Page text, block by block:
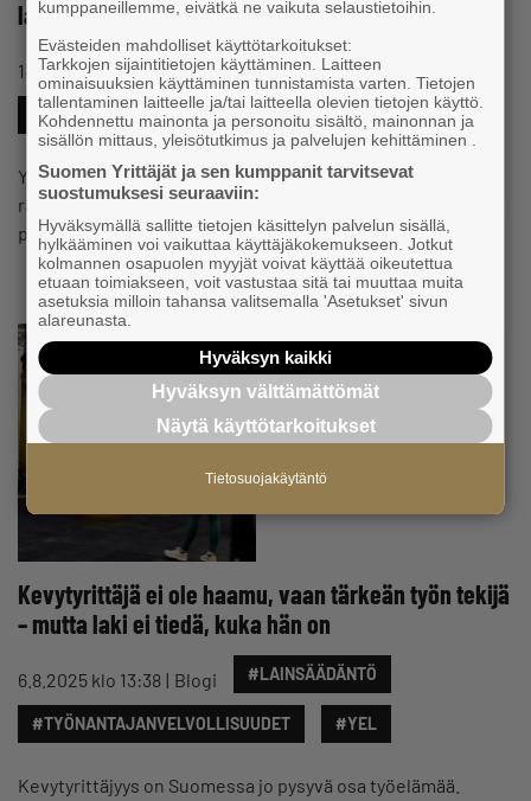
laajenemassa – helpotusta kaikille yrittäjille
14.8.2025 klo 07:30 Tiedote #TYÖMARKKINAT
#YEL
YEL-työtuloja ei voida ennen vuotta 2029 korottaa
rajattomasti. Hallituksen esityksen lausuntokierros asiasta
päättyy tänään. – Ennen kuin Suomessa saadaan tehtyä…
Kevytyrittäjä ei ole haamu, vaan tärkeän työn tekijä
– mutta laki ei tiedä, kuka hän on
6.8.2025 klo 13:38 Blogi #LAINSÄÄDÄNTÖ
#TYÖNANTAJANVELVOLLISUUDET #YEL
Kevytyrittäjyys on Suomessa jo pysyvä osa työelämää.
kumppaneillemme, eivätkä ne vaikuta selaustietoihin.
Evästeiden mahdolliset käyttötarkoitukset:
Tarkkojen sijaintitietojen käyttäminen. Laitteen
ominaisuuksien käyttäminen tunnistamista varten. Tietojen
tallentaminen laitteelle ja/tai laitteella olevien tietojen käyttö.
Kohdennettu mainonta ja personoitu sisältö, mainonnan ja
sisällön mittaus, yleisötutkimus ja palvelujen kehittäminen .
Suomen Yrittäjät ja sen kumppanit tarvitsevat
suostumuksesi seuraaviin:
Hyväksymällä sallitte tietojen käsittelyn palvelun sisällä,
hylkääminen voi vaikuttaa käyttäjäkokemukseen. Jotkut
kolmannen osapuolen myyjät voivat käyttää oikeutettua
etuaan toimiakseen, voit vastustaa sitä tai muuttaa muita
asetuksia milloin tahansa valitsemalla 'Asetukset' sivun
alareunasta.
Hyväksyn kaikki
Hyväksyn välttämättömät
Näytä käyttötarkoitukset
Tietosuojakäytäntö